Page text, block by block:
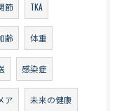
節 TKA
齢 体重
感染症
ア 未来の健康